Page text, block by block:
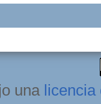
una licencia